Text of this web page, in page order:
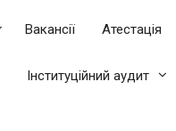
Вакансії Атестація
Інституційний аудит